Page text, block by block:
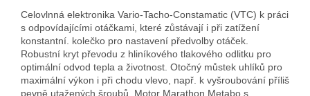
Celovlnná elektronika Vario-Tacho-Constamatic (VTC) k práci
s odpovídajícími otáčkami, které zůstávají i při zatížení
konstantní. kolečko pro nastavení předvolby otáček.
Robustní kryt převodu z hliníkového tlakového odlitku pro
optimální odvod tepla a životnost. Otočný můstek uhlíků pro
maximální výkon i při chodu vlevo, např. k vyšroubování příliš
pevně utažených šroubů. Motor Marathon Metabo s